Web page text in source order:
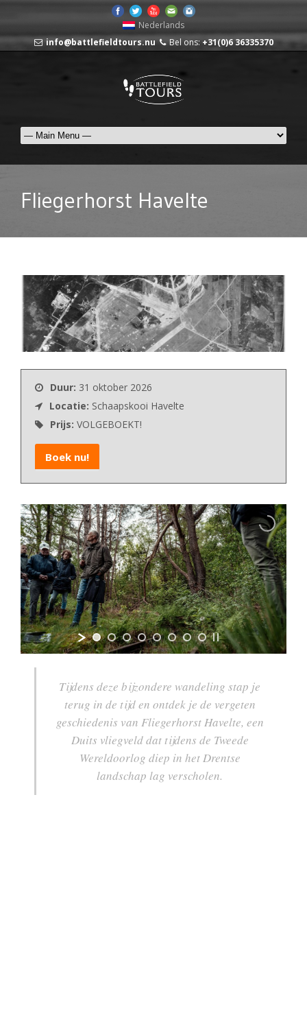
Nederlands
info@battlefieldtours.nu
Bel ons: +31(0)6 36335370
Fliegerhorst Havelte
Duur: 31 oktober 2026
Locatie: Schaapskooi Havelte
Prijs: VOLGEBOEKT!
Boek nu!
Tijdens deze bijzondere wandeling stap je
terug in de tijd en ontdek je de vergeten
geschiedenis van Fliegerhorst Havelte, een
Duits vliegveld dat tijdens de Tweede
Wereldoorlog diep in het Drentse
landschap lag verscholen.